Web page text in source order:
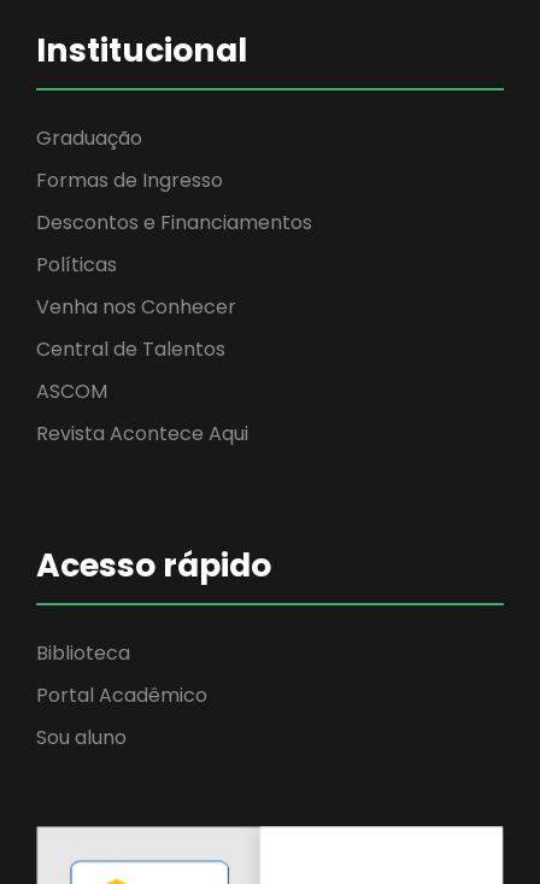
Institucional
Graduação
Formas de Ingresso
Descontos e Financiamentos
Políticas
Venha nos Conhecer
Central de Talentos
ASCOM
Revista Acontece Aqui
Acesso rápido
Biblioteca
Portal Acadêmico
Sou aluno